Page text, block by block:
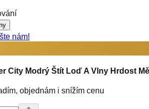
nám!
City Modrý Štít Loď A Vlny Hrdost
objednám i snížím cenu